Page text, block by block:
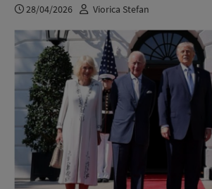
28/04/2026 Viorica Stefan